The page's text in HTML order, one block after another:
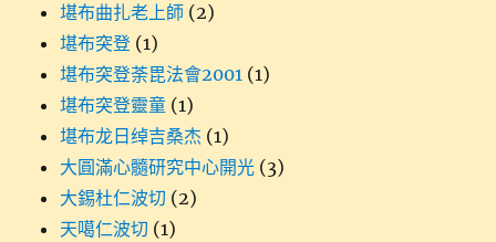
堪布曲扎老上師 (2)
堪布突登 (1)
堪布突登荼毘法會2001 (1)
堪布突登靈童 (1)
堪布龙日绰吉桑杰 (1)
大圓滿心髓研究中心開光 (3)
大錫杜仁波切 (2)
天噶仁波切 (1)